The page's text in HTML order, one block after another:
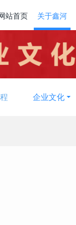
站首页 关于鑫河
企业文化